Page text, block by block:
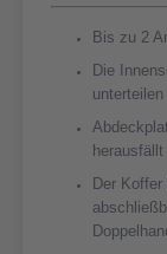
Bis zu 2
Die
unterteilen
herausfällt
Der